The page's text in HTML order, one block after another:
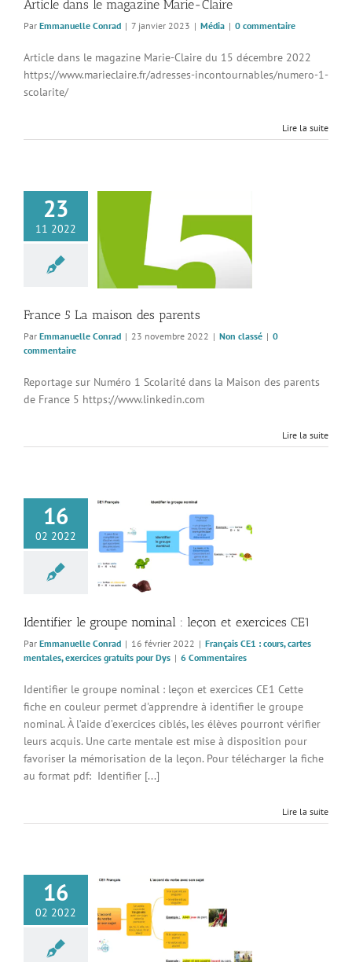
Article dans le magazine Marie-Claire
Par Emmanuelle Conrad | 7 janvier 2023 | Média | 0 commentaire
Article dans le magazine Marie-Claire du 15 décembre 2022
https://www.marieclaire.fr/adresses-incontournables/numero-1-
scolarite/
Lire la suite
23
11 2022
La maison des
France 5 La maison des parents
Par Emmanuelle Conrad | 23 novembre 2022 | Non classé | 0
commentaire
Reportage sur Numéro 1 Scolarité dans la Maison des parents
de France 5 https://www.linkedin.com
Lire la suite
16
02 2022
groupe nominal
exercices CE1
: cours, cartes
exercices gratuits
Identifier le groupe nominal : leçon et exercices CE1
Par Emmanuelle Conrad | 16 février 2022 | Français CE1 : cours, cartes
mentales, exercices gratuits pour Dys | 6 Commentaires
Identifier le groupe nominal : leçon et exercices CE1 Cette
fiche en couleur permet d'apprendre à identifier le groupe
nominal. À l’aide d’exercices ciblés, les élèves pourront vérifier
leurs acquis. Une carte mentale est mise à disposition pour
favoriser la mémorisation de la leçon. Pour télécharger la fiche
au format pdf: Identifier [...]
Lire la suite
16
02 2022
verbe avec son
et exercices
: cours, cartes